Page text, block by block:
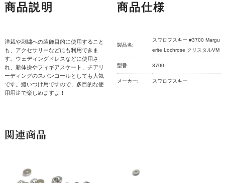
商品説明
洋裁や刺繍への装飾目的に使用すること
も、アクセサリーなどにも利用できま
す。ウェディングドレスなどに使用さ
れ、新体操やフィギアスケート、チアリ
ーディングのスパンコールとしても人気
です。縫いつけ用ですので、多目的な使
用用途で楽しめますよ！
商品仕様
製品名:
スワロフスキー #3700 Margu
erite Lochrose クリスタルVM
型番: 3700
メーカー: スワロフスキー
関連商品